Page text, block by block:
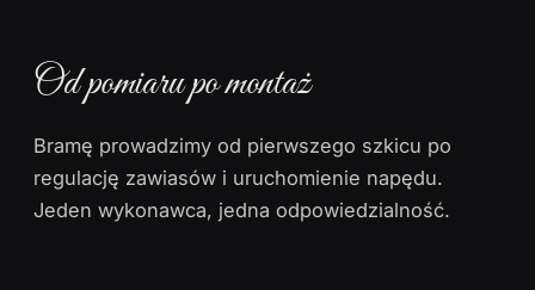
Od pomiaru po montaż
Bramę prowadzimy od pierwszego szkicu po
regulację zawiasów i uruchomienie napędu.
Jeden wykonawca, jedna odpowiedzialność.